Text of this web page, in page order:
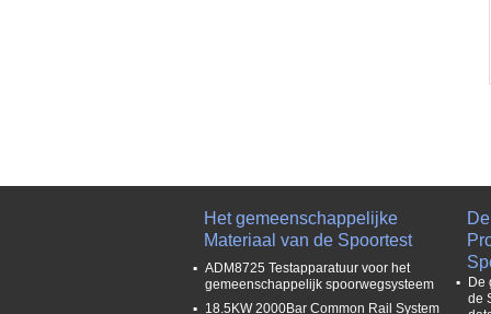
Het gemeenschappelijke
Materiaal van de Spoortest
ADM8725 Testapparatuur voor het
gemeenschappelijk spoorwegsysteem
18.5KW 2000Bar Common Rail System
De
de